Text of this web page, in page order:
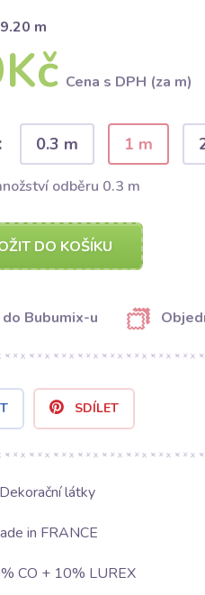
m
Cena s DPH (za m)
0.3 m 1 m
odběru 0.3 m
DO KOŠÍKU
Bubumix-u
SDÍLET
Dekorační látky
in FRANCE
CO + 10% LUREX